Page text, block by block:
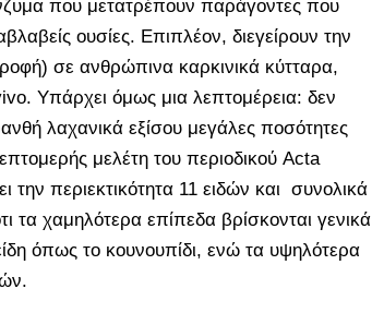
που μετατρέπουν παράγοντες που
ουσίες. Επιπλέον, διεγείρουν την
σε ανθρώπινα καρκινικά κύτταρα,
Υπάρχει όμως μια λεπτομέρεια: δεν
λαχανικά εξίσου μεγάλες ποσότητες
μελέτη του περιοδικού Acta
την περιεκτικότητα 11 ειδών και συνολικά
τα χαμηλότερα επίπεδα βρίσκονται γενικά
όπως το κουνουπίδι, ενώ τα υψηλότερα